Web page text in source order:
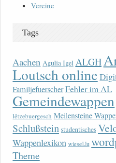
Vereine
Tags
Aachen Agulia Igel ALGH
Loutsch online
FamiljefuerscherFehler im AL
Gemeindewappen
lëtzebuergesch Meilensteine
Schlußstein studentisches
Wappenlexikon wiesel.lu
Theme